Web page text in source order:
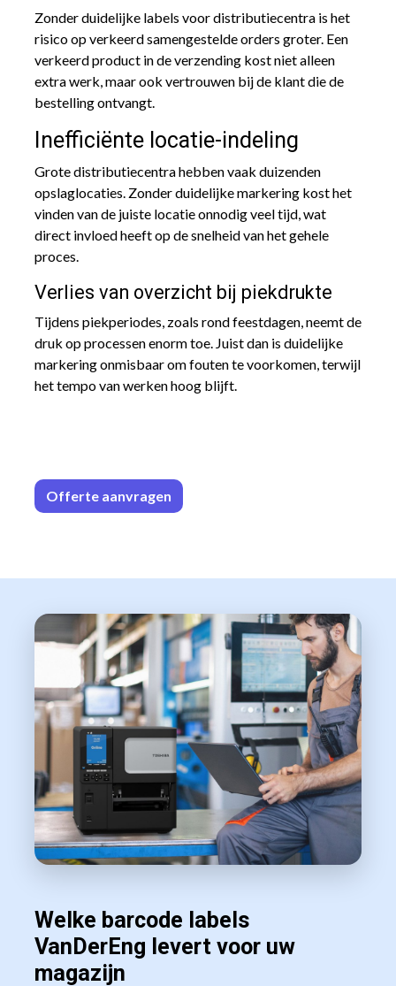
Zonder duidelijke labels voor distributiecentra is het
risico op verkeerd samengestelde orders groter. Een
verkeerd product in de verzending kost niet alleen
extra werk, maar ook vertrouwen bij de klant die de
bestelling ontvangt.
Inefficiënte locatie-indeling
Grote distributiecentra hebben vaak duizenden
opslaglocaties. Zonder duidelijke markering kost het
vinden van de juiste locatie onnodig veel tijd, wat
direct invloed heeft op de snelheid van het gehele
proces.
Verlies van overzicht bij piekdrukte
Tijdens piekperiodes, zoals rond feestdagen, neemt de
druk op processen enorm toe. Juist dan is duidelijke
markering onmisbaar om fouten te voorkomen, terwijl
het tempo van werken hoog blijft.
Offerte aan​​vrag​​en
Welke barcode labels
VanDerEng levert voor uw
magazijn